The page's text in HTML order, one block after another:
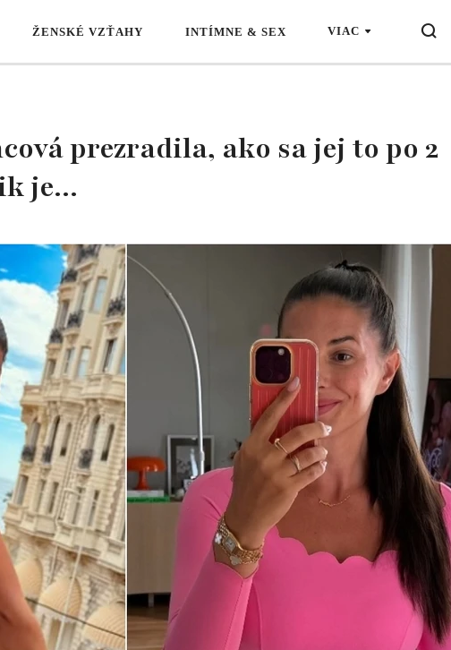
ŽENSKÉ VZŤAHY INTÍMNE & SEX VIAC
prezradila, ako sa jej to po 2
je...